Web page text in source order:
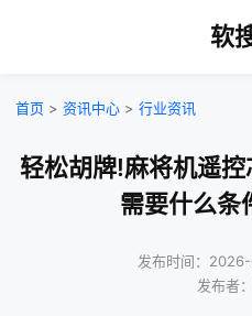
软
首页 > 资讯中心 > 行业资讯
轻松胡牌!麻将机遥
需要什么条
发布时间：
发布者